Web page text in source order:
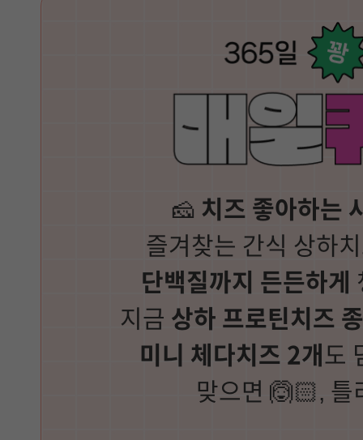
🧀 치즈 좋아하는
즐겨찾는 간식 상하
단백질까지 든든하게
지금 상하 프로틴치즈
미니 체다치즈 2개 도
맞으면 🙆🏻, 틀